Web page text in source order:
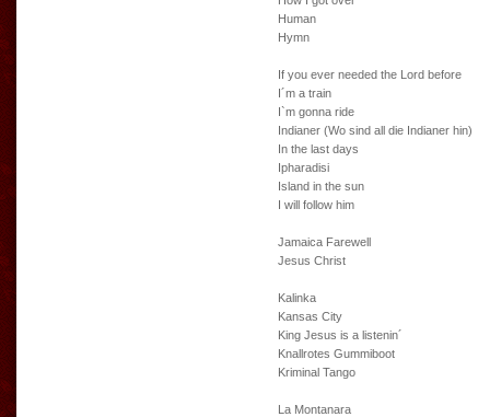
Human
Hymn
If you ever needed the Lord before
I´m a train
I`m gonna ride
Indianer (Wo sind all die Indianer hin)
In the last days
Ipharadisi
Island in the sun
I will follow him
Jamaica Farewell
Jesus Christ
Kalinka
Kansas City
King Jesus is a listenin´
Knallrotes Gummiboot
Kriminal Tango
La Montanara